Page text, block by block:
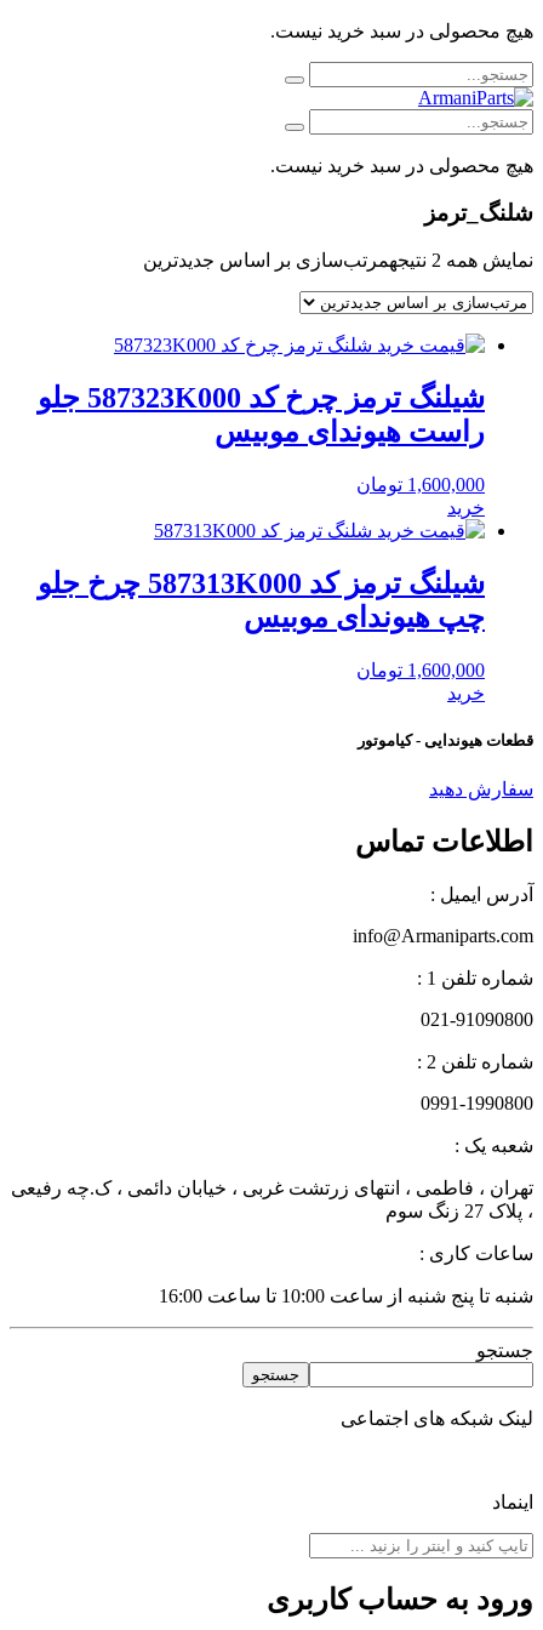
هیچ محصولی در سبد خرید نیست.
هیچ محصولی در سبد خرید نیست.
شلنگ_ترمز
نمایش همه 2 نتیجه مرتب‌سازی بر اساس جدیدترین
شیلنگ ترمز چرخ کد 587323K000 جلو
راست هیوندای موبیس
1,600,000 تومان
خرید
شیلنگ ترمز کد 587313K000 چرخ جلو
چپ هیوندای موبیس
1,600,000 تومان
خرید
قطعات هیوندایی - کیاموتور
سفارش دهید
اطلاعات تماس
آدرس ایمیل :
info@Armaniparts.com
شماره تلفن 1 :
021-91090800
شماره تلفن 2 :
0991-1990800
شعبه یک :
تهران ، فاطمی ، انتهای زرتشت غربی ، خیابان دائمی ، ک.چه رفیعی
، پلاک 27 زنگ سوم
ساعات کاری :
شنبه تا پنج شنبه از ساعت 10:00 تا ساعت 16:00
جستجو
جستجو
لینک شبکه های اجتماعی
اینماد
ورود به حساب کاربری